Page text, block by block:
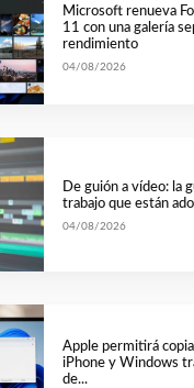
Microsoft renueva
11 con una galería
rendimiento
04/08/2026
De guión a vídeo: la
trabajo que están
04/08/2026
Apple permitirá
iPhone y Windows
de...